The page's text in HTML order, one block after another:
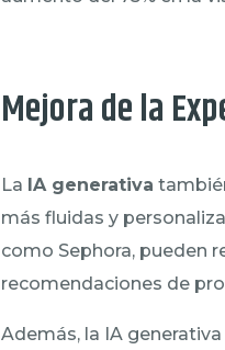
Mejora de la
La IA generativa
más fluidas y
como Sephora, pueden
recomendaciones de
Además, la IA